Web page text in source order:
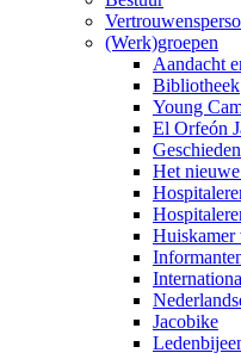
(Werk)groepen
Aandacht
Bibliotheek
Young
El Orfeón
Het
Huiskamer
Jacobike